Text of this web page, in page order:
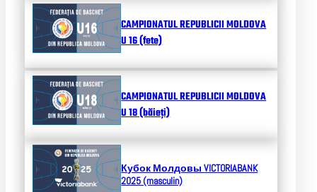
CAMPIONATUL REPUBLICII MOLDOVA
U 16 (fete)
CAMPIONATUL REPUBLICII MOLDOVA
U 18 (băieți)
Кубок МолдовыVICTORIABANK
2025 (masculin)